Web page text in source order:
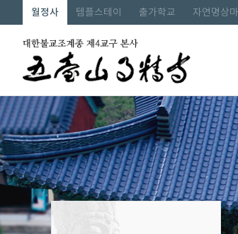
월정사 템플스테이 출가학교 자연명상